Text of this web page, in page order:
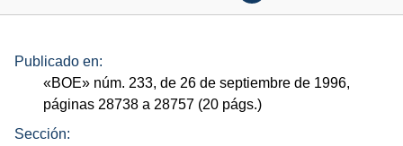
Publicado en:
«BOE» núm. 233, de 26 de septiembre de 1996,
páginas 28738 a 28757 (20 págs.)
Sección: